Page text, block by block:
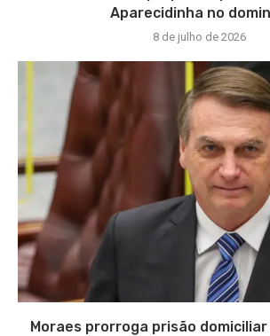
Aparecidinha no
8 de julho de 2026
Moraes prorroga prisão